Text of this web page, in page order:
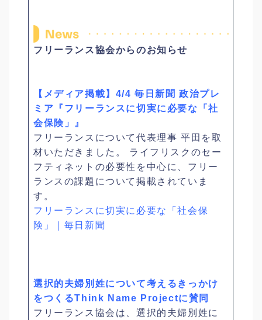
フリーランス協会からのお知らせ
【メディア掲載】4/4 毎日新聞 政治プレ
ミア『フリーランスに切実に必要な「社
会保険」』
フリーランスについて代表理事 平田を取
材いただきました。 ライフリスクのセー
フティネットの必要性を中心に、フリー
ランスの課題について掲載されていま
す。
フリーランスに切実に必要な「社会保
険」｜毎日新聞
選択的夫婦別姓について考えるきっかけ
をつくるThink Name Projectに賛同
フリーランス協会は、選択的夫婦別姓に